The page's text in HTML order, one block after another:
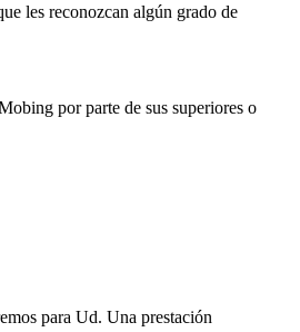
les reconozcan algún grado de
por parte de sus superiores o
para Ud. Una prestación